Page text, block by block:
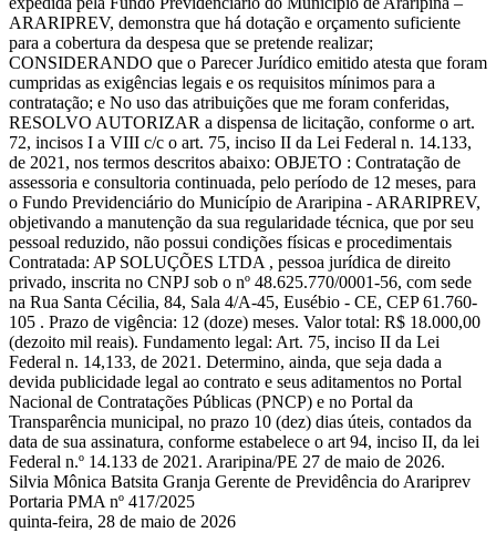
ARARIPREV, demonstra que há dotação e orçamento suficiente
para a cobertura da despesa que se pretende realizar;
CONSIDERANDO que o Parecer Jurídico emitido atesta que foram
cumpridas as exigências legais e os requisitos mínimos para a
contratação; e No uso das atribuições que me foram conferidas,
RESOLVO AUTORIZAR a dispensa de licitação, conforme o art.
72, incisos I a VIII c/c o art. 75, inciso II da Lei Federal n. 14.133,
de 2021, nos termos descritos abaixo: OBJETO : Contratação de
assessoria e consultoria continuada, pelo período de 12 meses, para
o Fundo Previdenciário do Município de Araripina - ARARIPREV,
objetivando a manutenção da sua regularidade técnica, que por seu
pessoal reduzido, não possui condições físicas e procedimentais
Contratada: AP SOLUÇÕES LTDA , pessoa jurídica de direito
privado, inscrita no CNPJ sob o nº 48.625.770/0001-56, com sede
na Rua Santa Cécilia, 84, Sala 4/A-45, Eusébio - CE, CEP 61.760-
105 . Prazo de vigência: 12 (doze) meses. Valor total: R$ 18.000,00
(dezoito mil reais). Fundamento legal: Art. 75, inciso II da Lei
Federal n. 14,133, de 2021. Determino, ainda, que seja dada a
devida publicidade legal ao contrato e seus aditamentos no Portal
Nacional de Contratações Públicas (PNCP) e no Portal da
Transparência municipal, no prazo 10 (dez) dias úteis, contados da
data de sua assinatura, conforme estabelece o art 94, inciso II, da lei
Federal n.º 14.133 de 2021. Araripina/PE 27 de maio de 2026.
Silvia Mônica Batsita Granja Gerente de Previdência do Arariprev
Portaria PMA nº 417/2025
quinta-feira, 28 de maio de 2026